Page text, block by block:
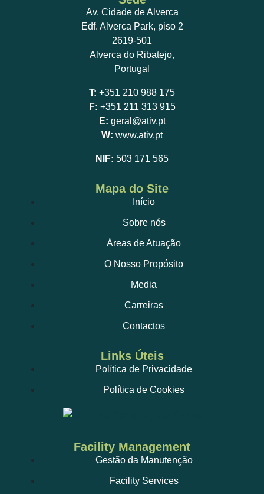
Av. Cidade de Alverca
Edf. Alverca Park, piso 2
2619-501
Alverca do Ribatejo,
Portugal
T: +351 210 988 175
F: +351 211 313 915
E: geral@ativ.pt
W: www.ativ.pt
NIF: 503 171 565
Mapa do Site
Início
Sobre nós
Áreas de Atuação
O Nosso Propósito
Media
Carreiras
Contactos
Links Úteis
Política de Privacidade
Política de Cookies
Facility Management
Gestão da Manutenção
Facility Services